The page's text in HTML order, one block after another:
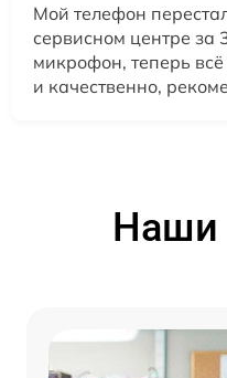
Мой телефон
сервисном центре за
микрофон, теперь
и качественно,
Наши